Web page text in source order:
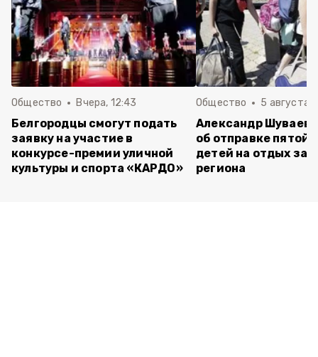
Общество Вчера, 12:43
Белгородцы смогут подать
заявку на участие в
конкурсе-премии уличной
культуры и спорта «КАРДО»
Общество 5 августа ,
Александр Шуваев
об отправке пятой
детей на отдых за
региона